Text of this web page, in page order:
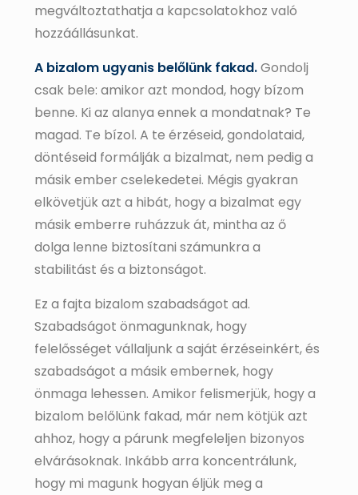
megváltoztathatja a kapcsolatokhoz való
hozzáállásunkat.
A bizalom ugyanis belőlünk fakad.Gondolj
csak bele: amikor azt mondod, hogy bízom
benne. Ki az alanya ennek a mondatnak? Te
magad. Te bízol. A te érzéseid, gondolataid,
döntéseid formálják a bizalmat, nem pedig a
másik ember cselekedetei. Mégis gyakran
elkövetjük azt a hibát, hogy a bizalmat egy
másik emberre ruházzuk át, mintha az ő
dolga lenne biztosítani számunkra a
stabilitást és a biztonságot.
Ez a fajta bizalom szabadságot ad.
Szabadságot önmagunknak, hogy
felelősséget vállaljunk a saját érzéseinkért, és
szabadságot a másik embernek, hogy
önmaga lehessen. Amikor felismerjük, hogy a
bizalom belőlünk fakad, már nem kötjük azt
ahhoz, hogy a párunk megfeleljen bizonyos
elvárásoknak. Inkább arra koncentrálunk,
hogy mi magunk hogyan éljük meg a